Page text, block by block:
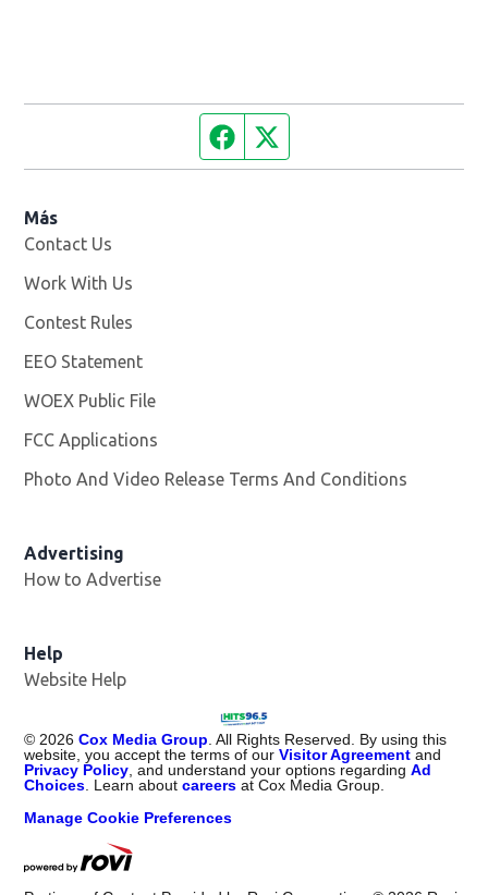
Facebook page
Más
Contact Us
Work With Us
Contest Rules
EEO Statement
WOEX Public File
FCC Applications
Photo And Video Release Terms And Conditions
Advertising
How to Advertise
Help
Website Help
© 2026 Cox Media Group . All Rights Reserved. By using this
website, you accept the terms of ourVisitor Agreementand
Privacy Policy , and understand your options regardingAd
Choices . Learn aboutcareers at Cox Media Group.
Manage Cookie Preferences